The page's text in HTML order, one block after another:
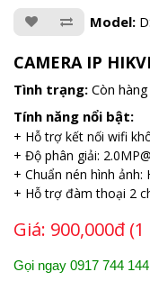
Model:
CAMERA IP
Tình trạng: Còn hàng
Tính năng nổi bật:
+ Hỗ trợ kết nối wifi
+ Độ phân giải:
+ Chuẩn nén hình ảnh:
+ Hỗ trợ đàm thoại 2
Giá: 900,000đ
Gọi ngay 0917 744